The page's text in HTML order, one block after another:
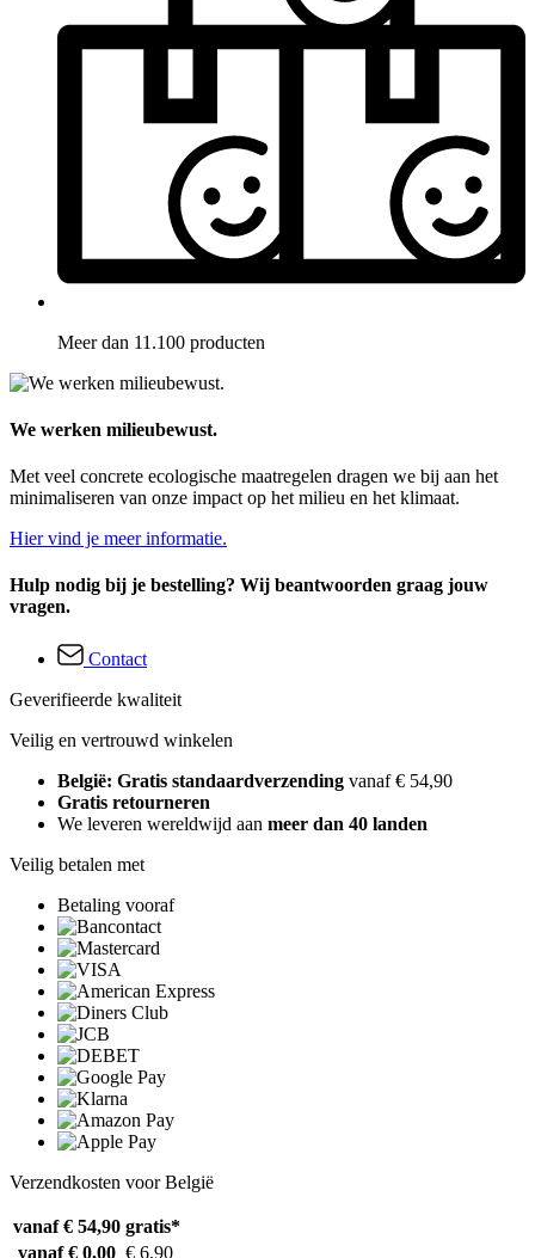
Meer dan 11.100 producten
We werken milieubewust.
Met veel concrete ecologische maatregelen dragen we bij aan het
minimaliseren van onze impact op het milieu en het klimaat.
Hier vind je meer informatie.
Hulp nodig bij je bestelling? Wij beantwoorden graag jouw
vragen.
Contact
Geverifieerde kwaliteit
Veilig en vertrouwd winkelen
België: Gratis standaardverzending vanaf € 54,90
Gratis retourneren
We leveren wereldwijd aan meer dan 40 landen
Veilig betalen met
Betaling vooraf
Verzendkosten voor België
vanaf € 54,90 gratis*
vanaf € 0,00 € 6,90